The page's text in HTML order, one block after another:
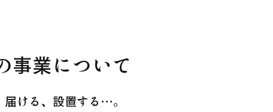
事業について
ける、設置する…。